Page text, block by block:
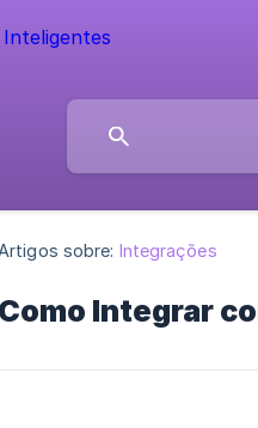
sobre: Integrações
Como Integrar